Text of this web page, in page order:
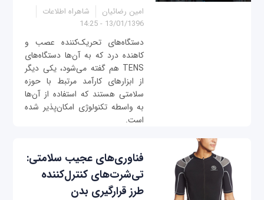
امین رضائیان
شاهراه اطلاعات
13/01/1396 - 14:25
دستگاه‌های تحریک‌کننده عصب و
کاهنده درد که به آن‌ها دستگاه‌های
TENS هم گفته می‌شود، یکی دیگر
از ابزارهای کارآمد مرتبط با حوزه
سلامتی هستند که استفاده از آن‌ها
به واسطه تکنولوژی امکان‌پذیر شده
است.
فناوری‌های عجیب سلامتی:
تی‌شرت‌های کنترل‌کننده
طرز قرارگیری بدن